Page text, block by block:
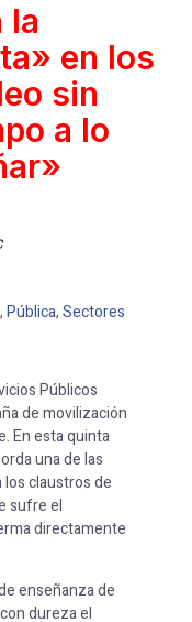
la
en los
sin
a lo
,Pública,Sectores
Públicos
de movilización
En esta quinta
una de las
claustros de
sufre el
directamente
enseñanza de
dureza el